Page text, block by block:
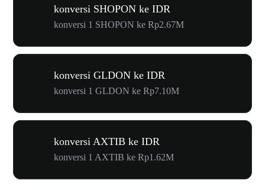
konversi SHOPON ke IDR
konversi 1 SHOPON ke Rp2.67M
konversi GLDON ke IDR
konversi 1 GLDON ke Rp7.10M
konversi AXTIB ke IDR
konversi 1 AXTIB ke Rp1.62M